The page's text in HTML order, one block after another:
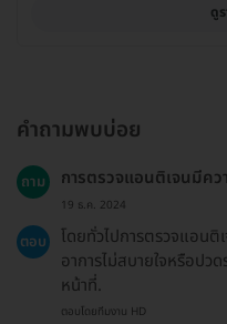
ดู
คำถามพบบ่อย
ถาม การตรวจแอนติเจนมีคว
19 ธ.ค. 2024
ตอบ
โดยทั่วไปการตรวจแอน
อาการไม่สบายใจหรือปว
หน้าที่.
ตอบโดยทีมงาน HD